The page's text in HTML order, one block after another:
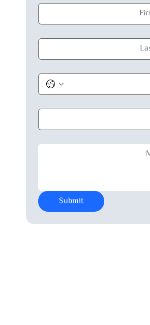
Submit